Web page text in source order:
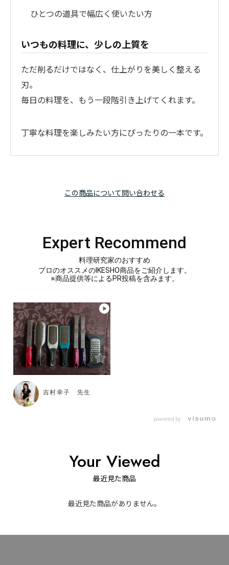
ひとつの道具で幅広く使いたい方
いつもの料理に、少しの上質を
ただ削るだけではなく、仕上がりを美しく整える
刃。
毎日の料理を、もう一段階引き上げてくれます。
丁寧な料理を楽しみたい方にぴったりの一本です。
この商品について問い合わせる
Expert Recommend
料理研究家のおすすめ
プロのオススメのIKESHO商品をご紹介します。
※商品提供等によるPR投稿を含みます。
吉村幸子 先生
powered by
Your Viewed
最近見た商品
最近見た商品がありません。